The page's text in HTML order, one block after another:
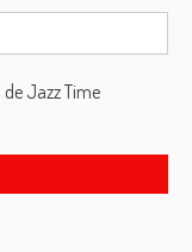
de Jazz Time